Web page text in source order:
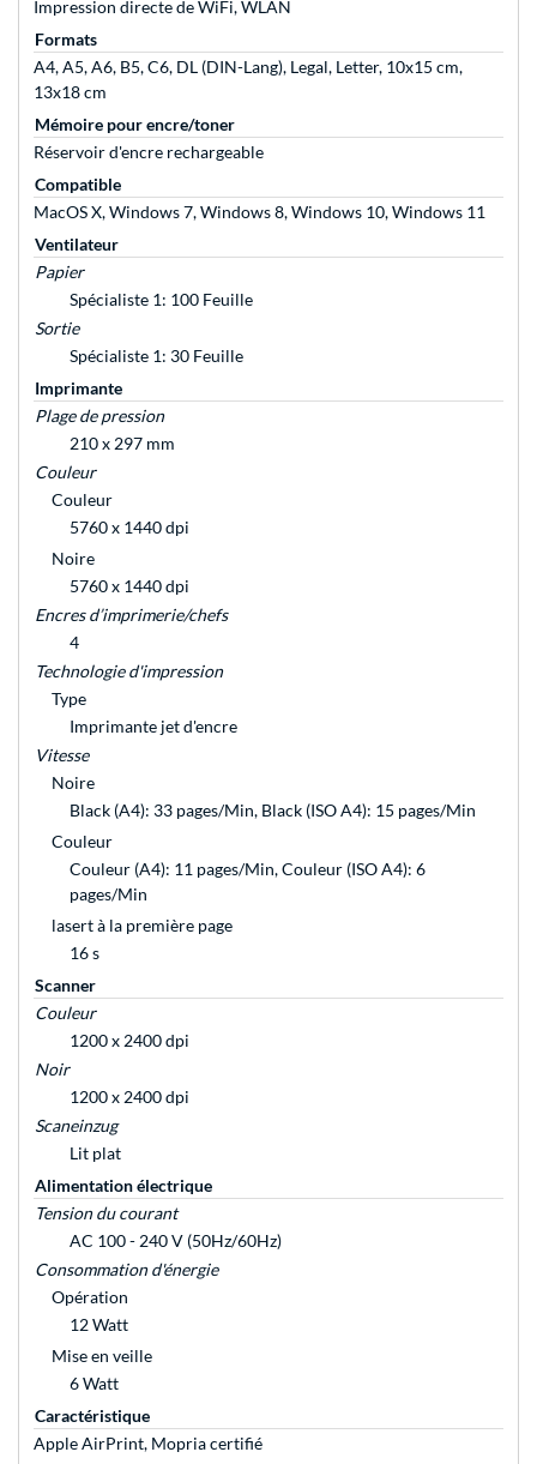
Impression directe de WiFi, WLAN
Formats
A4, A5, A6, B5, C6, DL (DIN-Lang), Legal, Letter, 10x15 cm,
13x18 cm
Mémoire pour encre/toner
Réservoir d'encre rechargeable
Compatible
MacOS X, Windows 7, Windows 8, Windows 10, Windows 11
Ventilateur
Papier
Spécialiste 1: 100 Feuille
Sortie
Spécialiste 1: 30 Feuille
Imprimante
Plage de pression
210 x 297 mm
Couleur
Couleur
5760 x 1440 dpi
Noire
5760 x 1440 dpi
Encres d’imprimerie/chefs
4
Technologie d'impression
Type
Imprimante jet d'encre
Vitesse
Noire
Black (A4): 33 pages/Min, Black (ISO A4): 15 pages/Min
Couleur
Couleur (A4): 11 pages/Min, Couleur (ISO A4): 6
pages/Min
lasert à la première page
16 s
Scanner
Couleur
1200 x 2400 dpi
Noir
1200 x 2400 dpi
Scaneinzug
Lit plat
Alimentation électrique
Tension du courant
AC 100 - 240 V (50Hz/60Hz)
Consommation d'énergie
Opération
12 Watt
Mise en veille
6 Watt
Caractéristique
Apple AirPrint, Mopria certifié